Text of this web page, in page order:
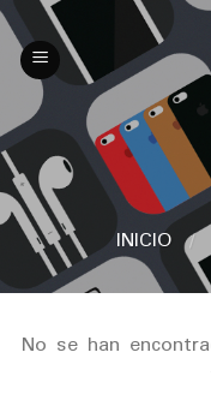
Skip
to
content
INICIO /
No se han